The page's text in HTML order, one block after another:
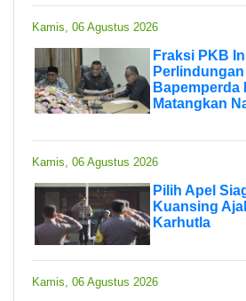
Kamis, 06 Agustus 2026
Fraksi PKB
Bapemperda
Matangkan
Kamis, 06 Agustus 2026
Pilih Apel
Kuansing
Karhutla
Kamis, 06 Agustus 2026